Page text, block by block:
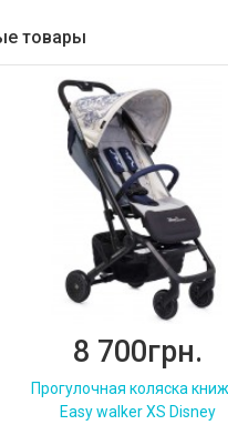
товары
8 700грн.
Прогулочная коляска
Easy walker XS Disney